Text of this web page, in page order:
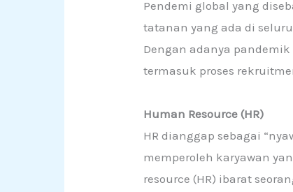
Pendemi global yang
tatanan yang ada di
Dengan adanya
termasuk proses
Human Resource (HR)
HR dianggap sebagai
memperoleh karyawan
resource (HR) ibarat